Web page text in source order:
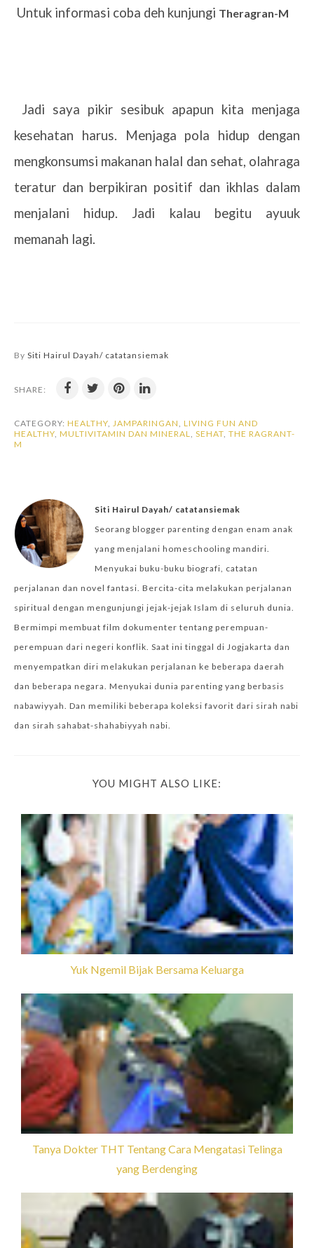
Untuk informasi coba deh kunjungi Theragran-M
Jadi saya pikir sesibuk apapun kita menjaga
kesehatan harus. Menjaga pola hidup dengan
mengkonsumsi makanan halal dan sehat, olahraga
teratur dan berpikiran positif dan ikhlas dalam
menjalani hidup. Jadi kalau begitu ayuuk
memanah lagi.
By Siti Hairul Dayah/ catatansiemak
SHARE:
CATEGORY: HEALTHY, JAMPARINGAN, LIVING FUN AND
HEALTHY, MULTIVITAMIN DAN MINERAL, SEHAT, THE RAGRANT-
M
Siti Hairul Dayah/ catatansiemak
Seorang blogger parenting dengan enam anak
yang menjalani homeschooling mandiri.
Menyukai buku-buku biografi, catatan
perjalanan dan novel fantasi. Bercita-cita melakukan perjalanan
spiritual dengan mengunjungi jejak-jejak Islam di seluruh dunia.
Bermimpi membuat film dokumenter tentang perempuan-
perempuan dari negeri konflik. Saat ini tinggal di Jogjakarta dan
menyempatkan diri melakukan perjalanan ke beberapa daerah
dan beberapa negara. Menyukai dunia parenting yang berbasis
nabawiyyah. Dan memiliki beberapa koleksi favorit dari sirah nabi
dan sirah sahabat-shahabiyyah nabi.
YOU MIGHT ALSO LIKE:
Yuk Ngemil Bijak Bersama Keluarga
Tanya Dokter THT Tentang Cara Mengatasi Telinga
yang Berdenging